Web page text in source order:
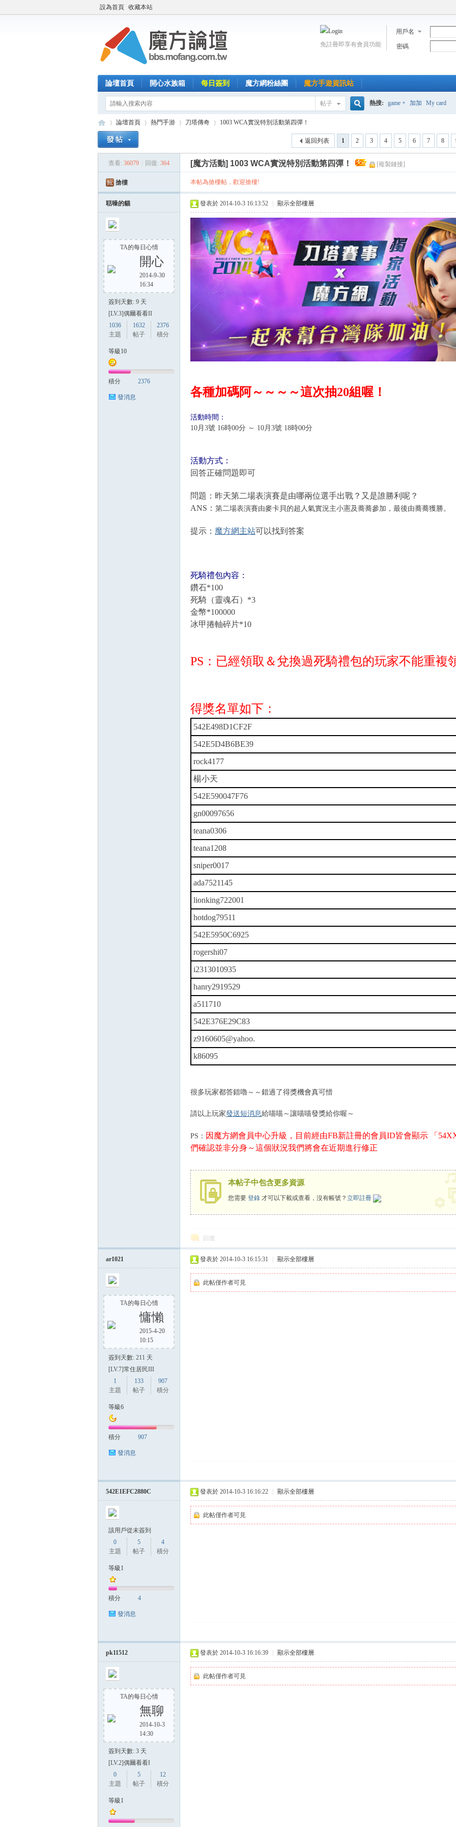
設為首頁 收藏本站
用戶名
密碼
免註冊即享有會員功能
論壇首頁 開心水族箱 每日簽到 魔方網粉絲團 魔方手遊資訊站
帖子
索
熱搜: game + 加加 My card
方
»
論壇首頁 熱門手游 刀塔傳奇
›
1003 WCA實況特別活動第四彈！
1 2 3 4 5 6 7 8
返回列表
查看: 36079 回復: 364 [魔方活動] 1003 WCA實況特別活動第四彈！ [複製鏈接]
搶樓 本帖為搶樓帖，歡迎搶樓!
聒噪的貓
TA的每日心情
開心
2014-9-30
16:34
簽到天數: 9 天
[LV.3]偶爾看看II
1036
主題
1632
帖子
2376
積分
等級10
積分 2376
發消息
發表於 2014-10-3 16:13:52 顯示全部樓層
各種加碼阿～～～～這次抽20組喔！
活動時間：
10月3號 16時00分 ～ 10月3號 18時00分
活動方式：
回答正確問題即可
問題：昨天第二場表演賽是由哪兩位選手出戰？又是誰勝利呢？
ANS： 第二場表演賽由麥卡貝的超人氣實況主小憲及蕎蕎參加，最後由蕎蕎獲勝。
提示： 魔方網主站可以找到答案
死騎禮包內容：
鑽石*100
死騎（靈魂石）*3
金幣*100000
冰甲捲軸碎片*10
PS：已經領取＆兌換過死騎禮包的玩家不能重複
得獎名單如下：
542E498D1CF2F
542E5D4B6BE39
rock4177
楊小天
542E590047F76
gn00097656
teana0306
teana1208
sniper0017
ada7521145
lionking722001
hotdog79511
542E5950C6925
rogershi07
i2313010935
hanry2919529
a511710
542E376E29C83
z9160605@yahoo.
k86095
很多玩家都答錯嚕～～錯過了得獎機會真可惜
請以上玩家發送短消息給喵喵～讓喵喵發獎給你喔～
PS： 因魔方網會員中心升級，目前經由FB新註冊的會員ID皆會顯示 「
們確認並非分身～這個狀況我們將會在近期進行修正
本帖子中包含更多資源
您需要 登錄 才可以下載或查看，沒有帳號？ 立即註冊
回復
ar1021
TA的每日心情
慵懶
2015-4-20
10:15
簽到天數: 211 天
[LV.7]常住居民III
1
主題
133
帖子
907
積分
等級6
積分 907
發消息
發表於 2014-10-3 16:15:31 顯示全部樓層
此帖僅作者可見
542E1EFC2880C
該用戶從未簽到
0
主題
5
帖子
4
積分
等級1
積分 4
發消息
發表於 2014-10-3 16:16:22 顯示全部樓層
此帖僅作者可見
pk11512
TA的每日心情
無聊
2014-10-3
14:30
簽到天數: 3 天
[LV.2]偶爾看看I
0
主題
5
帖子
12
積分
等級1
發表於 2014-10-3 16:16:39 顯示全部樓層
此帖僅作者可見